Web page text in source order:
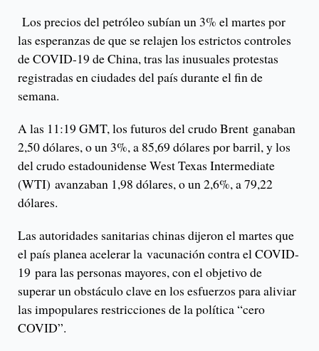
Los precios del petróleo subían un 3% el martes por
las esperanzas de que se relajen los estrictos controles
de COVID-19 de China, tras las inusuales protestas
registradas en ciudades del país durante el fin de
semana.
A las 11:19 GMT, los futuros del crudo Brent ganaban
2,50 dólares, o un 3%, a 85,69 dólares por barril, y los
del crudo estadounidense West Texas Intermediate
(WTI) avanzaban 1,98 dólares, o un 2,6%, a 79,22
dólares.
Las autoridades sanitarias chinas dijeron el martes que
el país planea acelerar la vacunación contra el COVID-
19 para las personas mayores, con el objetivo de
superar un obstáculo clave en los esfuerzos para aliviar
las impopulares restricciones de la política “cero
COVID”.